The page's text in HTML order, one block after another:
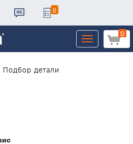
0
0
Toggle
navigation
Подбор детали